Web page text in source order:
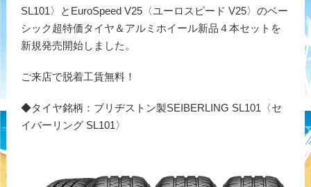
SL101〉とEuroSpeed V25〈ユーロスピード V25〉のベー
シック超特価タイヤ＆アルミホイール新品４本セットを
新規発売開始しました。
ご来店で脱着工賃無料！
◆タイヤ銘柄：ブリヂストン製SEIBERLING SL101〈セ
イバーリング SL101〉